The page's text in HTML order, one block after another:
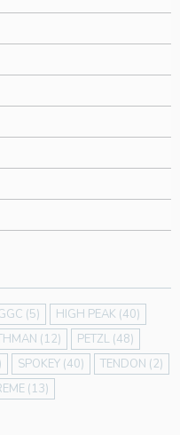
(5) HIGH PEAK (40)
(12) PETZL (48)
SPOKEY (40) TENDON (2)
(13)